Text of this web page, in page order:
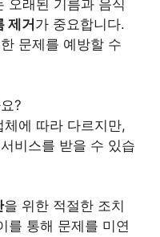
오래된 기름과 음식
제거 가 중요합니다.
문제를 예방할 수
?
체에 따라 다르지만,
비스를 받을 수 있습
을 위한 적절한 조치
를 통해 문제를 미연